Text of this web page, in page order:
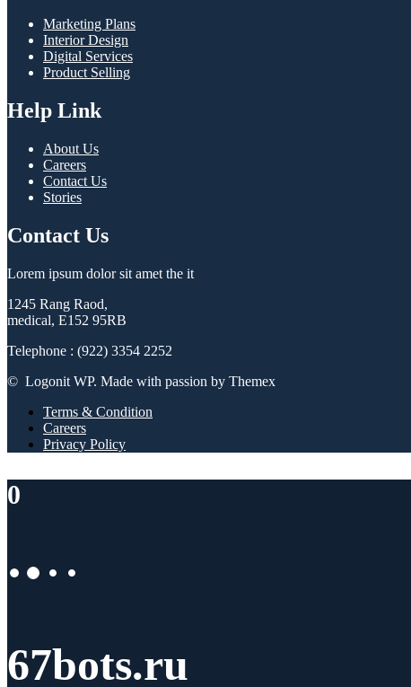
Marketing Plans
Interior Design
Digital Services
Product Selling
Help Link
About Us
Careers
Contact Us
Stories
Contact Us
Lorem ipsum dolor sit amet the it
1245 Rang Raod,
medical, E152 95RB
Telephone : (922) 3354 2252
© Logonit WP. Made with passion by Themex
Terms & Condition
Careers
Privacy Policy
0
67bots.ru